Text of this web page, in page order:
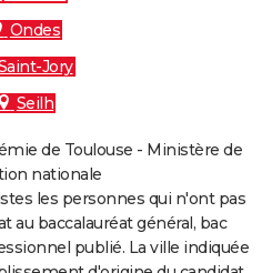
Ondes
Jory
Seilh
de Toulouse - Ministère de
nationale
les personnes qui n'ont pas
au baccalauréat général, bac
publié. La ville indiquée